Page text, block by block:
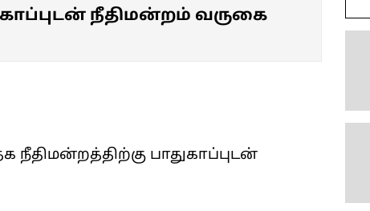
நீதிமன்றம் வருகை
பாதுகாப்புடன்